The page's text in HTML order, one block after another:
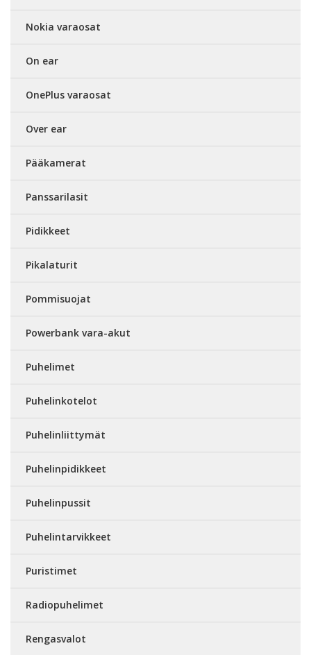
Nokia varaosat
On ear
OnePlus varaosat
Over ear
Pääkamerat
Panssarilasit
Pidikkeet
Pikalaturit
Pommisuojat
Powerbank vara-akut
Puhelimet
Puhelinkotelot
Puhelinliittymät
Puhelinpidikkeet
Puhelinpussit
Puhelintarvikkeet
Puristimet
Radiopuhelimet
Rengasvalot